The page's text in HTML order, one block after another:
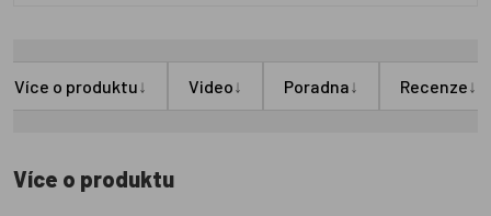
Více o produktu↓ Video↓ Poradna↓ Recenze↓
Více o produktu